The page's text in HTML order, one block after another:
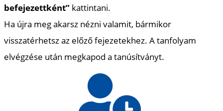
befejezettként” kattintani.
Ha újra meg akarsz nézni valamit, bármikor
visszatérhetsz az előző fejezetekhez. A tanfolyam
elvégzése után megkapod a tanúsítványt.